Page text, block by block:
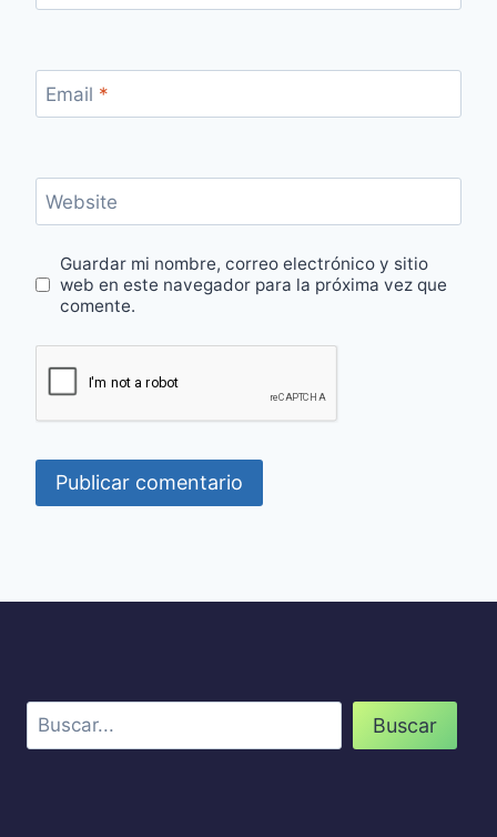
Email *
Website
Guardar mi nombre, correo electrónico y sitio
web en este navegador para la próxima vez que
comente.
Buscar